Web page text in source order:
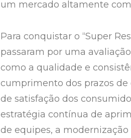
um mercado altamente
Para conquistar o “Super
passaram por uma
como a qualidade e
cumprimento dos prazos
de satisfação dos
estratégia contínua de
de equipes, a